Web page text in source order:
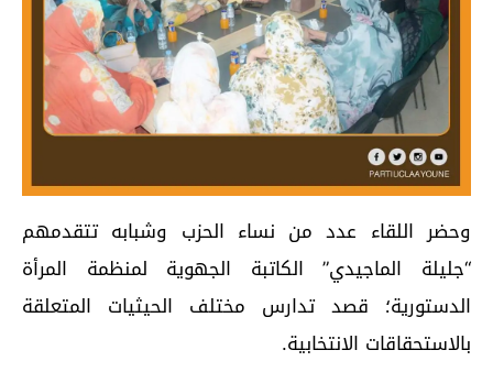
وحضر اللقاء عدد من نساء الحزب وشبابه تتقدمهم
“جليلة الماجيدي” الكاتبة الجهوية لمنظمة المرأة
الدستورية؛ قصد تدارس مختلف الحيثيات المتعلقة
بالاستحقاقات الانتخابية.